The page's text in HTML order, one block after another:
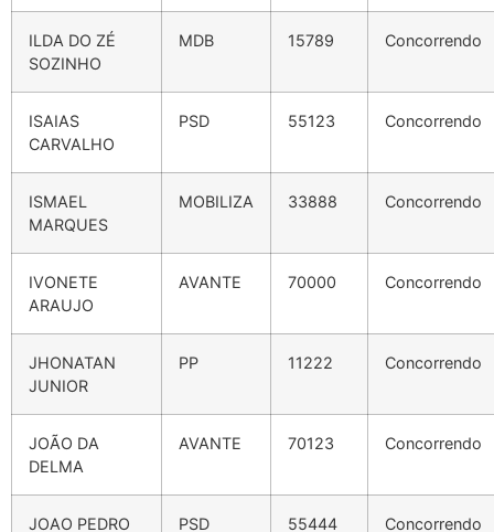
ILDA DO ZÉ
SOZINHO
MDB 15789 Concorrendo
ISAIAS
CARVALHO
PSD 55123 Concorrendo
ISMAEL
MARQUES
MOBILIZA 33888 Concorrendo
IVONETE
ARAUJO
AVANTE 70000 Concorrendo
JHONATAN
JUNIOR
PP 11222 Concorrendo
JOÃO DA
DELMA
AVANTE 70123 Concorrendo
JOAO PEDRO PSD 55444 Concorrendo